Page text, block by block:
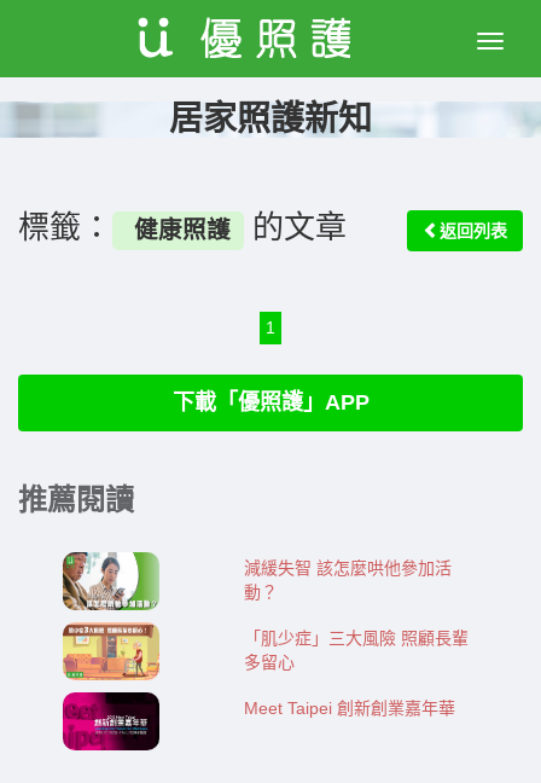
Toggle
居家照護新知
標籤： 健康照護 的文章 返回列表
1
下載「優照護」APP
推薦閱讀
減緩失智 該怎麼哄他參加活
動？
「肌少症」三大風險 照顧長輩
多留心
Meet Taipei 創新創業嘉年華